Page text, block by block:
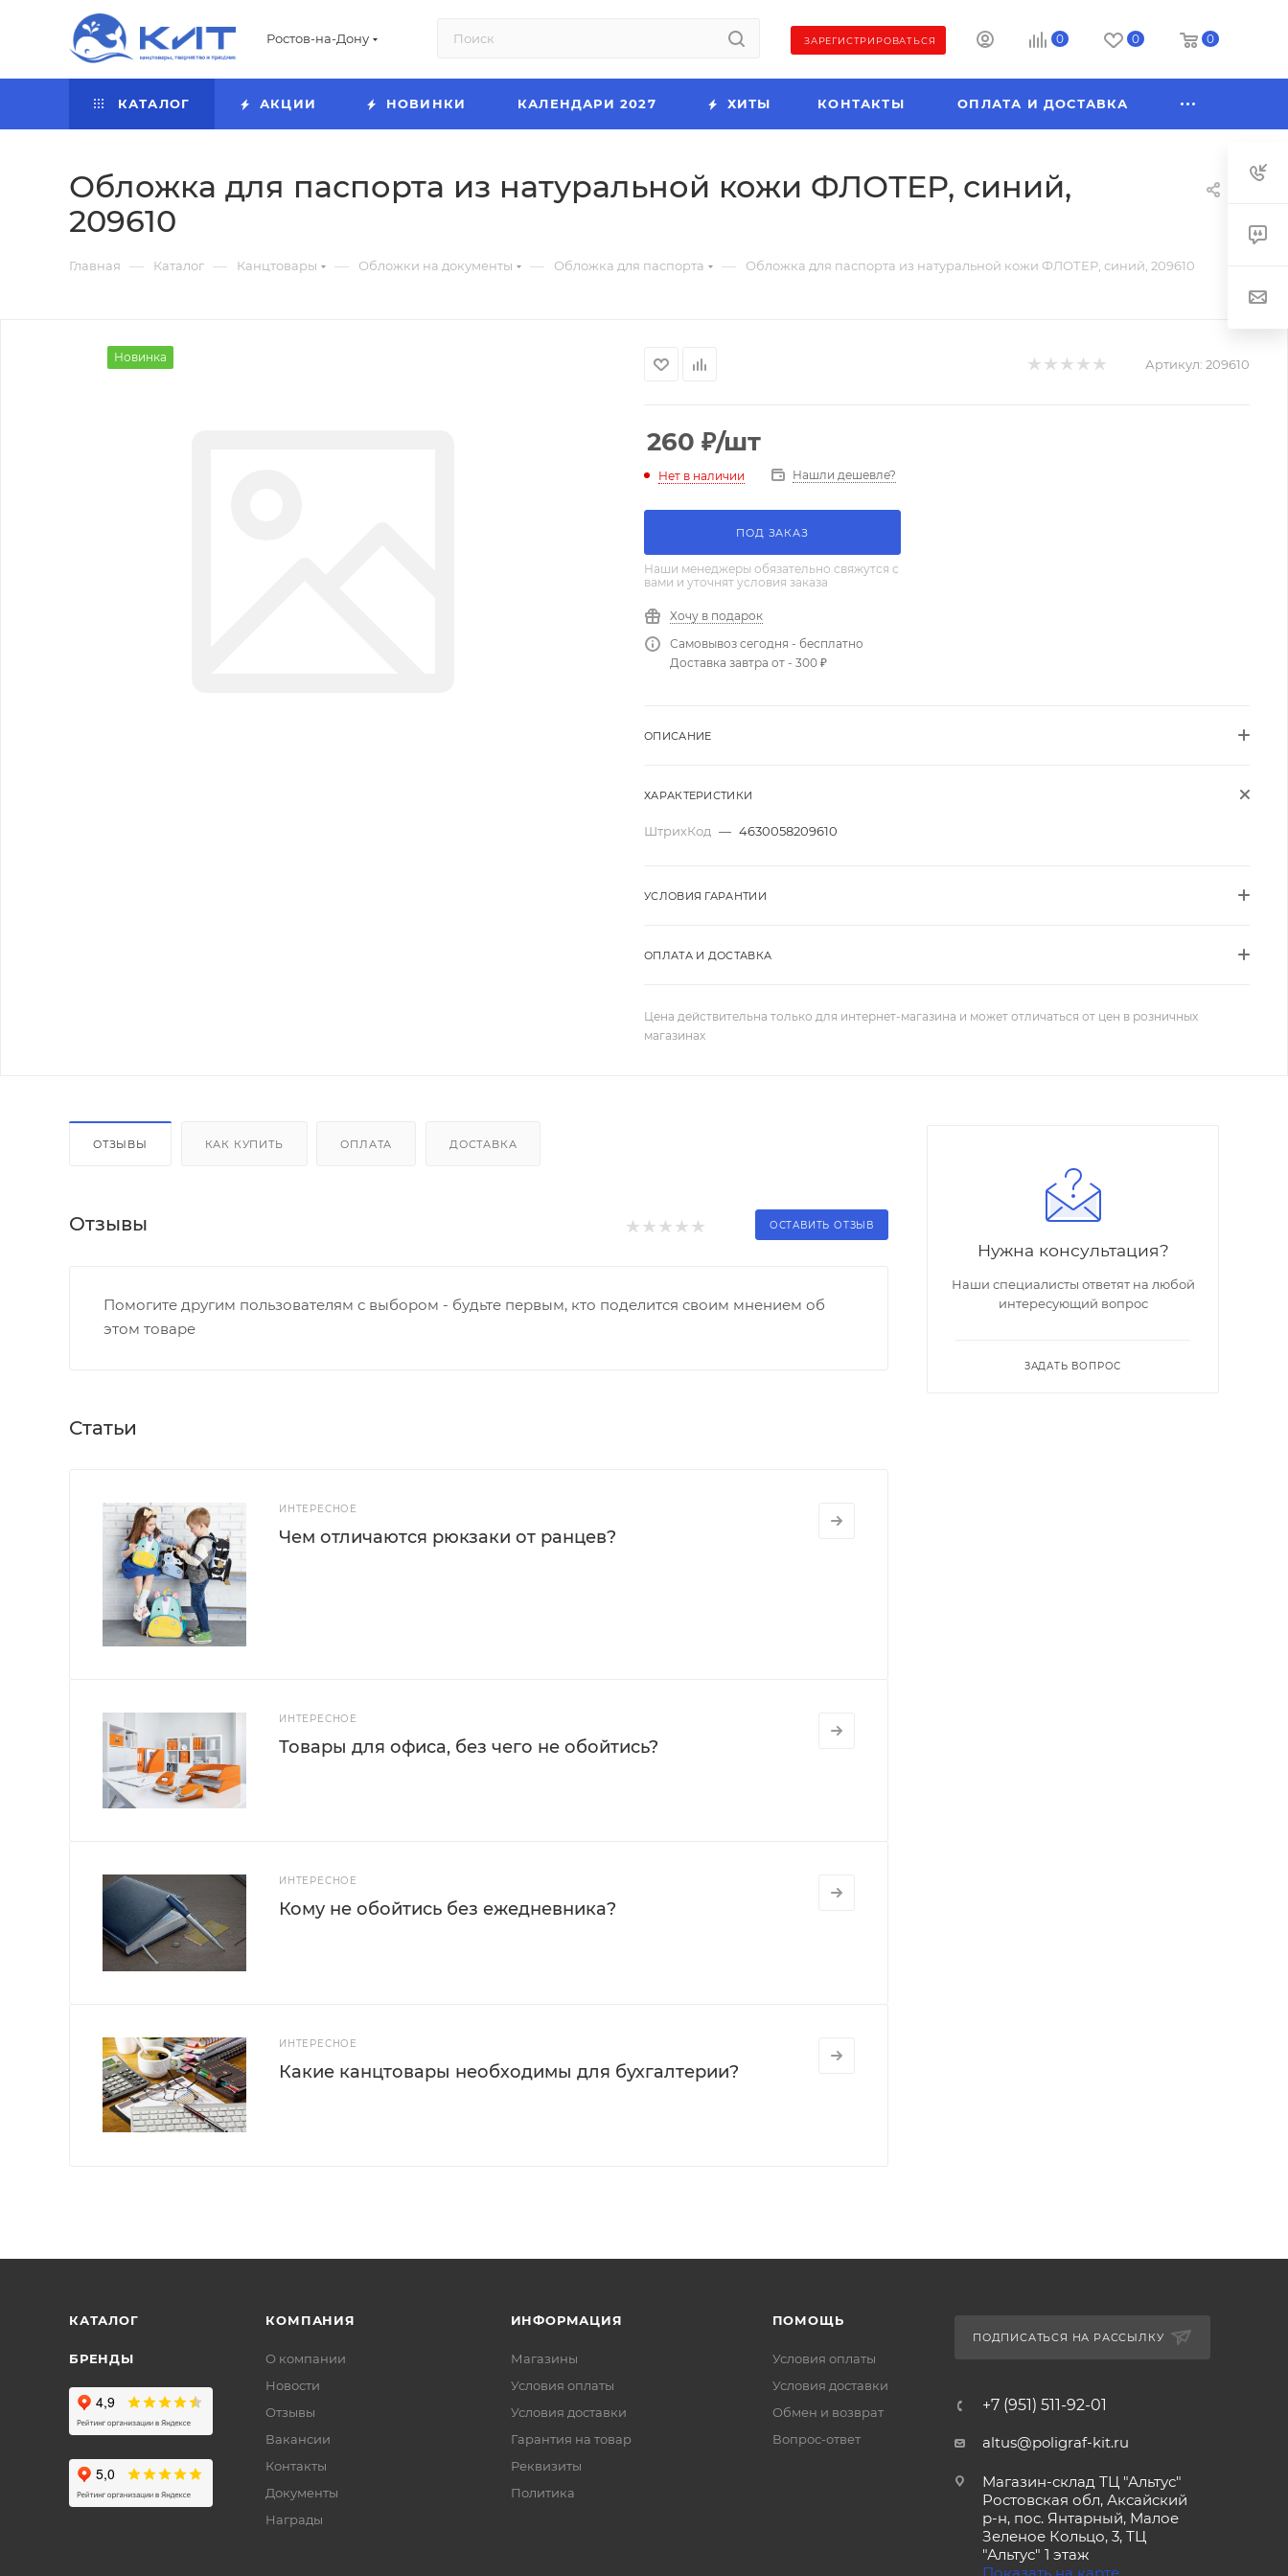
Ростов-на-Дону ЗАРЕГИСТРИРОВАТЬСЯ 0 0 0
КАТАЛОГ АКЦИИ НОВИНКИ КАЛЕНДАРИ 2027 ХИТЫ КОНТАКТЫ ОПЛАТА И ДОСТАВКА
Обложка для паспорта из натуральной кожи ФЛОТЕР, синий,
209610
Главная — Каталог — Канцтовары — Обложки на документы — Обложка для паспорта — Обложка для паспорта из натуральной кожи ФЛОТЕР, синий, 209610
Новинка Артикул: 209610
260 ₽/шт
Нет в наличии Нашли дешевле?
ПОД ЗАКАЗ
Наши менеджеры обязательно свяжутся с
вами и уточнят условия заказа
Хочу в подарок
Самовывоз сегодня - бесплатно
Доставка завтра от - 300 ₽
ОПИСАНИЕ
ХАРАКТЕРИСТИКИ
ШтрихКод — 4630058209610
УСЛОВИЯ ГАРАНТИИ
ОПЛАТА И ДОСТАВКА
Цена действительна только для интернет-магазина и может отличаться от цен в розничных
магазинах
ОТЗЫВЫ КАК КУПИТЬ ОПЛАТА ДОСТАВКА
Отзывы ОСТАВИТЬ ОТЗЫВ
Помогите другим пользователям с выбором - будьте первым, кто поделится своим мнением об
этом товаре
Статьи
ИНТЕРЕСНОЕ
Чем отличаются рюкзаки от ранцев?
ИНТЕРЕСНОЕ
Товары для офиса, без чего не обойтись?
ИНТЕРЕСНОЕ
Кому не обойтись без ежедневника?
ИНТЕРЕСНОЕ
Какие канцтовары необходимы для бухгалтерии?
Нужна консультация?
Наши специалисты ответят на любой
интересующий вопрос
ЗАДАТЬ ВОПРОС
КАТАЛОГ
БРЕНДЫ
КОМПАНИЯ
О компании
Новости
Отзывы
Вакансии
Контакты
Документы
Награды
ИНФОРМАЦИЯ
Магазины
Условия оплаты
Условия доставки
Гарантия на товар
Реквизиты
Политика
ПОМОЩЬ
Условия оплаты
Условия доставки
Обмен и возврат
Вопрос-ответ
ПОДПИСАТЬСЯ НА РАССЫЛКУ
+7 (951) 511-92-01
altus@poligraf-kit.ru
Магазин-склад ТЦ "Альтус"
Ростовская обл, Аксайский
р-н, пос. Янтарный, Малое
Зеленое Кольцо, 3, ТЦ
"Альтус" 1 этаж
Показать на карте